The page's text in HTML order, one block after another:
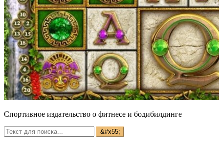
Спортивное издательство о фитнесе и бодибилдинге